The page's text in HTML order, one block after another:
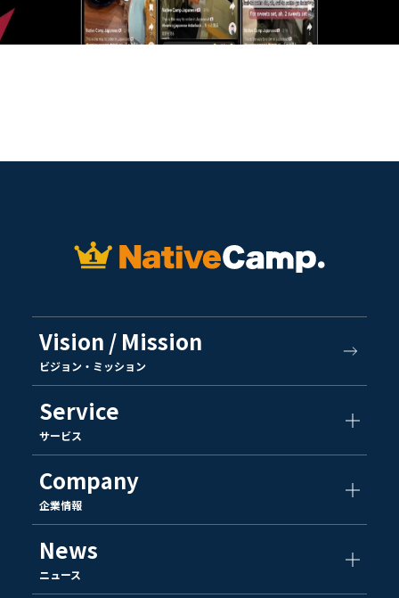
Vision / Mission
ビジョン・ミッション
Service
サービス
Company
企業情報
News
ニュース